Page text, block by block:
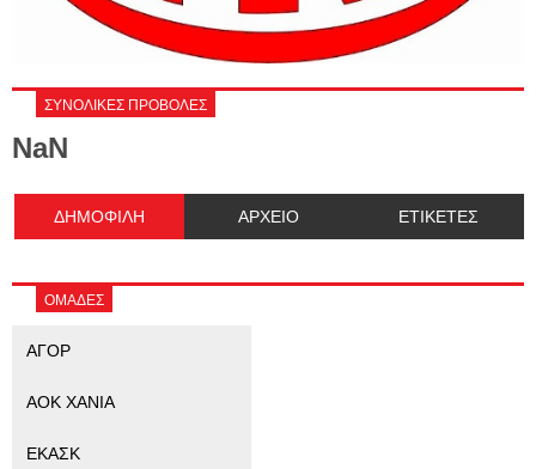
ΣΥΝΟΛΙΚΕΣ ΠΡΟΒΟΛΕΣ
NaN
ΔΗΜΟΦΙΛΗ ΑΡΧΕΙΟ ΕΤΙΚΕΤΕΣ
ΟΜΑΔΕΣ
ΑΓΟΡ
ΑΟΚ ΧΑΝΙΑ
ΕΚΑΣΚ